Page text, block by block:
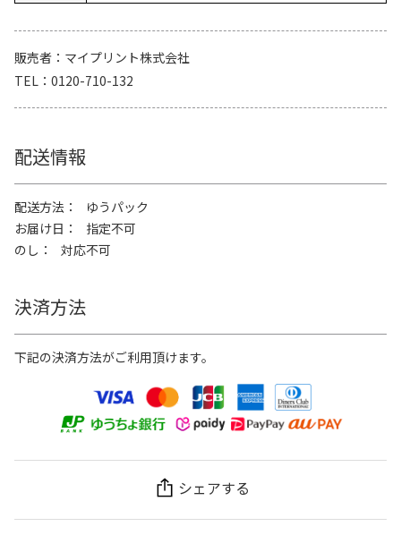
販売者
マイプリント株式会社
TEL
0120-710-132
配送情報
配送方法
ゆうパック
お届け日
指定不可
のし
対応不可
決済方法
下記の決済方法がご利用頂けます。
シェアする